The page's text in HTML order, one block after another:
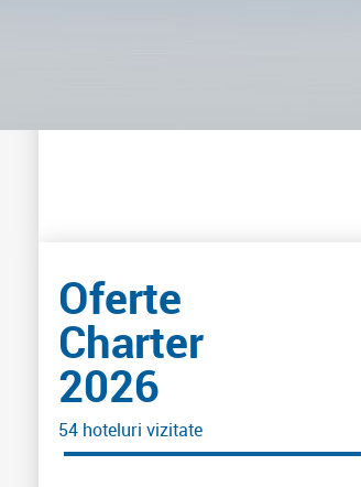
Oferte
Charter
2026
54 hoteluri vizitate